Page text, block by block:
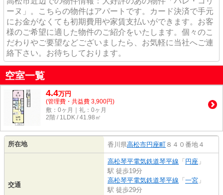
ーヌ」。こちらの物件はアパートです。カード決済で手元
にお金がなくても初期費用や家賃支払いができます。お客
様のご希望に適した物件のご紹介をいたします。個々のこ
だわりやご要望などございましたら、お気軽に当社へご連
絡下さい。お待ちしております。
空室一覧
4.4万円
(管理費・共益費 3,900円)
敷：0ヶ月｜礼：0ヶ月
2階 / 1LDK / 41.98㎡
所在地 香川県高松市円座町 ８４０番地４
交通
高松琴平電気鉄道琴平線 「 円座 」
駅 徒歩19分
高松琴平電気鉄道琴平線 「 一宮 」
駅 徒歩29分